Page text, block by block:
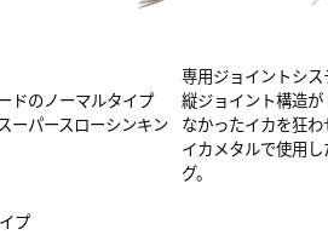
ドのノーマルタイプ
ーパースローシンキン
プ
専用ジョイントシス
縦ジョイント構造
なかったイカを狂わ
イカメタルで使用
グ。